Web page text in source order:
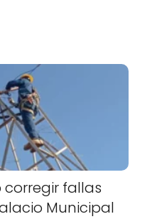
fallas
Municipal